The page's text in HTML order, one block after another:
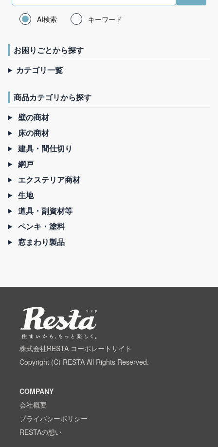
AI検索 キーワード
お困りごとから探す
カテゴリ一覧
商品カテゴリから探す
壁の商材
床の商材
建具・間仕切り
網戸
エクステリア商材
生地
道具・副資材等
ペンキ・塗料
窓まわり製品
株式会社RESTA コーポレートサイト
Copyright (C) RESTA All Rights Reserved.
COMPANY
会社概要
プライバシーポリシー
RESTAの想い